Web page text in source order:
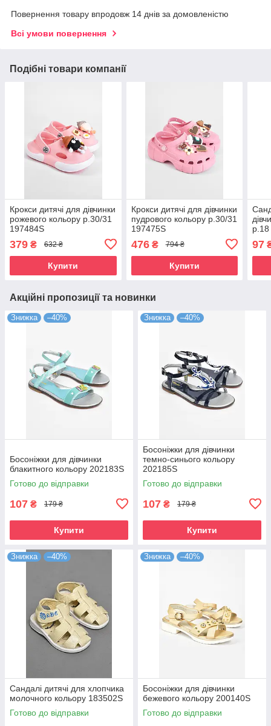
Повернення товару впродовж 14 днів за домовленістю
Всі умови повернення
Подібні товари компанії
Крокси дитячі для дівчинки
рожевого кольору р.30/31
197484S
379 ₴ 632 ₴
Купити
Крокси дитячі для дівчинки
пудрового кольору р.30/31
197475S
476₴ 794 ₴
Купити
97
Акційні пропозиції та новинки
Знижка –40%
Босоніжки для дівчинки
блакитного кольору 202183S
Готово до відправки
107 ₴ 179 ₴
Купити
Знижка –40%
Босоніжки для дівчинки
темно-синього кольору
202185S
Готово до відправки
107 ₴ 179 ₴
Купити
Знижка –40%
Сандалі дитячі для хлопчика
молочного кольору 183502S
Готово до відправки
Знижка –40%
Босоніжки для дівчинки
бежевого кольору 200140S
Готово до відправки